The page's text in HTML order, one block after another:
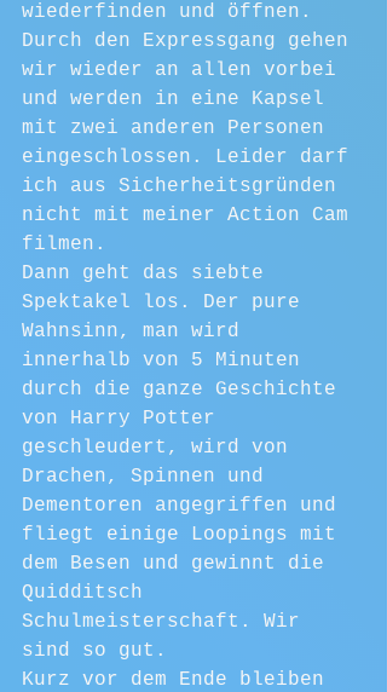
wiederfinden und öffnen.
Durch den Expressgang gehen
wir wieder an allen vorbei
und werden in eine Kapsel
mit zwei anderen Personen
eingeschlossen. Leider darf
ich aus Sicherheitsgründen
nicht mit meiner Action Cam
filmen.
Dann geht das siebte
Spektakel los. Der pure
Wahnsinn, man wird
innerhalb von 5 Minuten
durch die ganze Geschichte
von Harry Potter
geschleudert, wird von
Drachen, Spinnen und
Dementoren angegriffen und
fliegt einige Loopings mit
dem Besen und gewinnt die
Quidditsch
Schulmeisterschaft. Wir
sind so gut.
Kurz vor dem Ende bleiben